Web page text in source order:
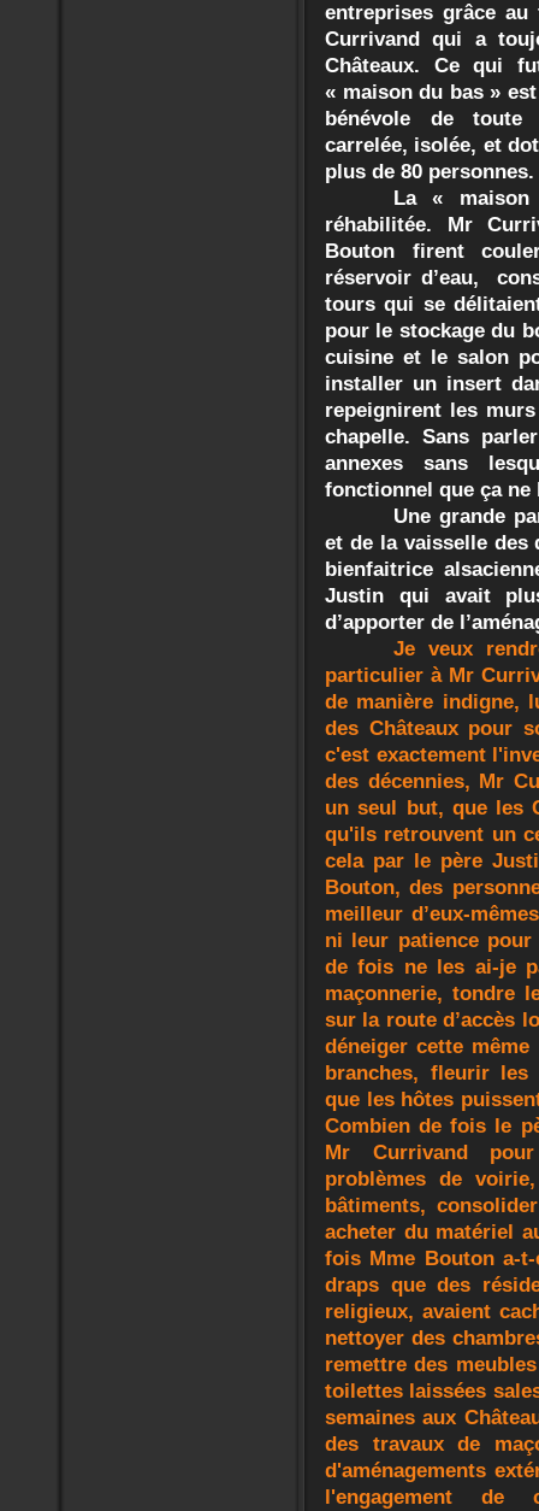
entreprises grâce
Currivand qui a
Châteaux. Ce qui
« maison du bas »
bénévole de toute
carrelée, isolée, et
plus de 80 personnes.
La «
réhabilitée. Mr
Bouton firent
réservoir d’eau,
tours qui se
pour le stockage du
cuisine et le salon
installer un insert
repeignirent les
chapelle. Sans
annexes sans
fonctionnel que ça ne
Une grande
et de la vaisselle des
bienfaitrice
Justin qui avait
d’apporter de
Je veux
particulier à Mr
de manière indigne,
des Châteaux pour
c'est exactement
des décennies, Mr
un seul but, que les
qu'ils retrouvent un
cela par le père
Bouton, des
meilleur d’eux-
ni leur patience
de fois ne les ai-je
maçonnerie, tondre
sur la route d’accès
déneiger cette
branches, fleurir
que les hôtes
Combien de fois le
Mr Currivand
problèmes de
bâtiments,
acheter du matériel
fois Mme Bouton a-
draps que des
religieux, avaient
nettoyer des
remettre des
toilettes laissées
semaines aux
des travaux de
d'aménagements
l'engagement